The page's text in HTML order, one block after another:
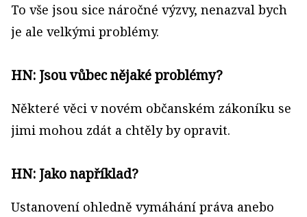
To vše jsou sice náročné výzvy, nenazval bych
je ale velkými problémy.
HN: Jsou vůbec nějaké problémy?
Některé věci v novém občanském zákoníku se
jimi mohou zdát a chtěly by opravit.
HN: Jako například?
Ustanovení ohledně vymáhání práva anebo